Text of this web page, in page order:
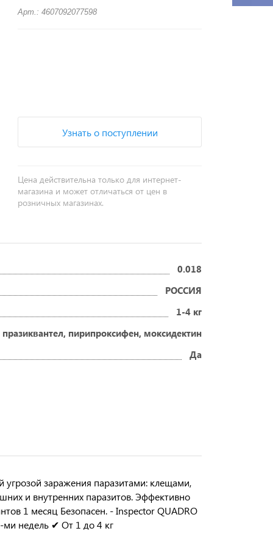
Арт.: 4607092077598
Узнать о поступлении
Цена действительна только для интернет-
магазина и может отличаться от цен в
розничных магазинах.
0.018
РОССИЯ
1-4 кг
пирипроксифен, моксидектин
Да
заражения паразитами: клещами,
и внутренних паразитов. Эффективно
1 месяц Безопасен. - Inspector QUADRO
недель ✔ От 1 до 4 кг